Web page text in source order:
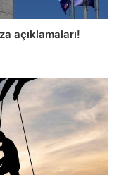
açıklamaları!